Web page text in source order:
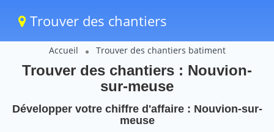
Trouver des chantiers
Accueil Trouver des chantiers batiment
Trouver des chantiers : Nouvion-
sur-meuse
Développer votre chiffre d'affaire : Nouvion-sur-
meuse